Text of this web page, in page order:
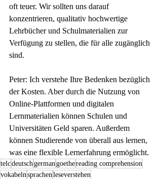
oft teuer. Wir sollten uns darauf
konzentrieren, qualitativ hochwertige
Lehrbücher und Schulmaterialien zur
Verfügung zu stellen, die für alle zugänglich
sind.
Peter: Ich verstehe Ihre Bedenken bezüglich
der Kosten. Aber durch die Nutzung von
Online-Plattformen und digitalen
Lernmaterialien können Schulen und
Universitäten Geld sparen. Außerdem
können Studierende von überall aus lernen,
was eine flexible Lernerfahrung ermöglicht.
telcdeutsch german goethereading comprehension
vokabeln sprachen leseverstehen